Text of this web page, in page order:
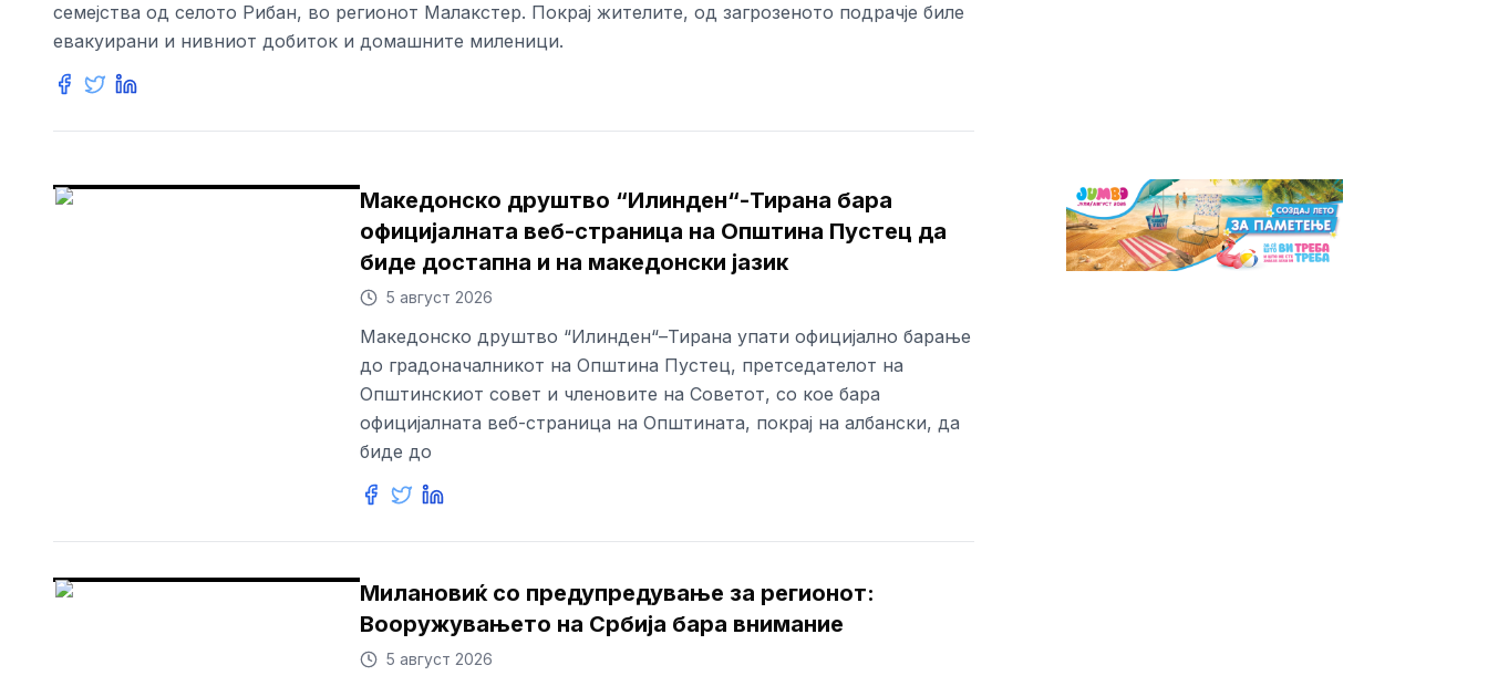
семејства од селото Рибан, во регионот Малакстер. Покрај жителите, од загрозеното подрачје биле
евакуирани и нивниот добиток и домашните миленици.
Македонско друштво “Илинден“-Тирана бара
официјалната веб-страница на Општина Пустец да
биде достапна и на македонски јазик
5 август 2026
Македонско друштво “Илинден“–Тирана упати официјално барање
до градоначалникот на Општина Пустец, претседателот на
Општинскиот совет и членовите на Советот, со кое бара
официјалната веб-страница на Општината, покрај на албански, да
биде до
Милановиќ со предупредување за регионот:
Вооружувањето на Србија бара внимание
5 август 2026